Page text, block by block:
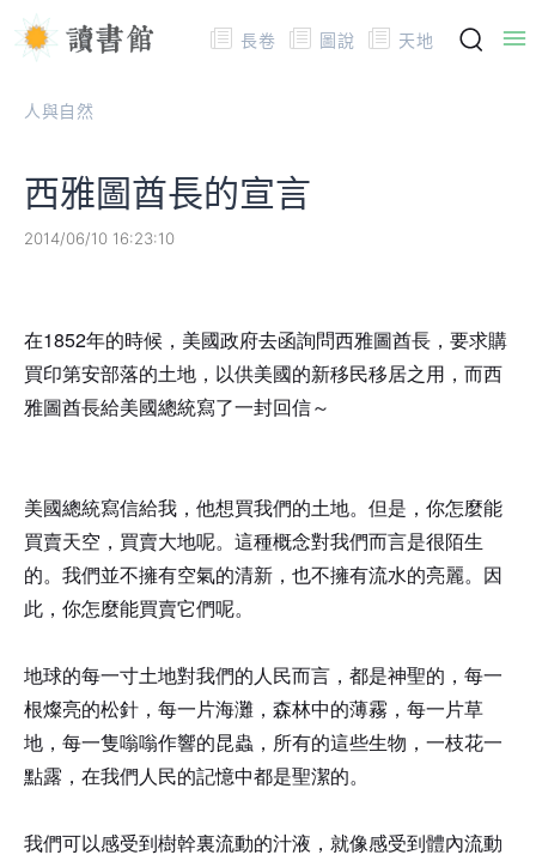
長卷 圖說 天地
人與自然
西雅圖酋長的宣言
2014/06/10 16:23:10
在1852年的時候，美國政府去函詢問西雅圖酋長，要求購
買印第安部落的土地，以供美國的新移民移居之用，而西
雅圖酋長給美國總統寫了一封回信～
美國總統寫信給我，他想買我們的土地。但是，你怎麼能
買賣天空，買賣大地呢。這種概念對我們而言是很陌生
的。我們並不擁有空氣的清新，也不擁有流水的亮麗。因
此，你怎麼能買賣它們呢。
地球的每一寸土地對我們的人民而言，都是神聖的，每一
根燦亮的松針，每一片海灘，森林中的薄霧，每一片草
地，每一隻嗡嗡作響的昆蟲，所有的這些生物，一枝花一
點露，在我們人民的記憶中都是聖潔的。
我們可以感受到樹幹裏流動的汁液，就像感受到體內流動